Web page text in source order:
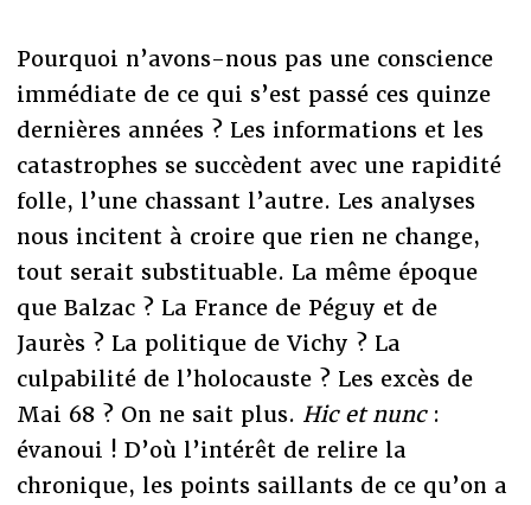
Pourquoi n’avons-nous pas une conscience
immédiate de ce qui s’est passé ces quinze
dernières années ? Les informations et les
catastrophes se succèdent avec une rapidité
folle, l’une chassant l’autre. Les analyses
nous incitent à croire que rien ne change,
tout serait substituable. La même époque
que Balzac ? La France de Péguy et de
Jaurès ? La politique de Vichy ? La
culpabilité de l’holocauste ? Les excès de
Mai 68 ? On ne sait plus. Hic et nunc:
évanoui ! D’où l’intérêt de relire la
chronique, les points saillants de ce qu’on a